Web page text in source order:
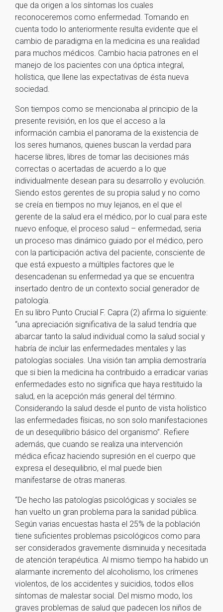
que da origen a los síntomas los cuales
reconoceremos como enfermedad. Tomando en
cuenta todo lo anteriormente resulta evidente que el
cambio de paradigma en la medicina es una realidad
para muchos médicos. Cambio hacia patrones en el
manejo de los pacientes con una óptica integral,
holística, que llene las expectativas de ésta nueva
sociedad.
Son tiempos como se mencionaba al principio de la
presente revisión, en los que el acceso a la
información cambia el panorama de la existencia de
los seres humanos, quienes buscan la verdad para
hacerse libres, libres de tomar las decisiones más
correctas o acertadas de acuerdo a lo que
individualmente desean para su desarrollo y evolución.
Siendo estos gerentes de su propia salud y no como
se creía en tiempos no muy lejanos, en el que el
gerente de la salud era el médico, por lo cual para este
nuevo enfoque, el proceso salud – enfermedad, seria
un proceso mas dinámico guiado por el médico, pero
con la participación activa del paciente, consciente de
que está expuesto a múltiples factores que le
desencadenan su enfermedad ya que se encuentra
insertado dentro de un contexto social generador de
patología.
En su libro Punto Crucial F. Capra (2) afirma lo siguiente:
“una apreciación significativa de la salud tendría que
abarcar tanto la salud individual como la salud social y
habría de incluir las enfermedades mentales y las
patologías sociales. Una visión tan amplia demostraría
que si bien la medicina ha contribuido a erradicar varias
enfermedades esto no significa que haya restituido la
salud, en la acepción más general del término.
Considerando la salud desde el punto de vista holístico
las enfermedades físicas, no son solo manifestaciones
de un desequilibrio básico del organismo”. Refiere
además, que cuando se realiza una intervención
médica eficaz haciendo supresión en el cuerpo que
expresa el desequilibrio, el mal puede bien
manifestarse de otras maneras.
“De hecho las patologías psicológicas y sociales se
han vuelto un gran problema para la sanidad pública.
Según varias encuestas hasta el 25% de la población
tiene suficientes problemas psicológicos como para
ser considerados gravemente disminuida y necesitada
de atención terapéutica. Al mismo tiempo ha habido un
alarmante incremento del alcoholismo, los crímenes
violentos, de los accidentes y suicidios, todos ellos
síntomas de malestar social. Del mismo modo, los
graves problemas de salud que padecen los niños de